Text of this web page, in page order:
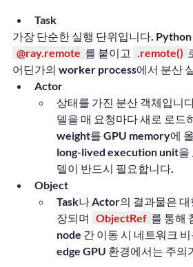
Task
가장 단순한 실행 단위입니다.
@ray.remote 를 붙이고 .remote()
어딘가의 worker process에서 분산
Actor
상태를 가진 분산 객체입니
델을 매 요청마다 새로 로드
weight를 GPU memory에
long-lived execution unit을
델이 반드시 필요합니다.
Object
Task나 Actor의 결과물은
장되며 ObjectRef 를 통해
node 간 이동 시 네트워크
edge GPU 환경에서는 주의